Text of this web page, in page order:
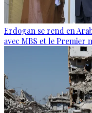
Erdogan se rend en
avec MBS et le Premier